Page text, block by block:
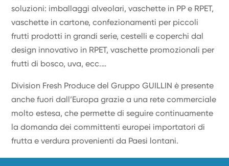
soluzioni: imballaggi alveolari, vaschette in PP e RPET,
vaschette in cartone, confezionamenti per piccoli
frutti prodotti in grandi serie, cestelli e coperchi dal
design innovativo in RPET, vaschette promozionali per
frutti di bosco, uva, ecc.…
Division Fresh Produce del Gruppo GUILLIN è presente
anche fuori dall’Europa grazie a una rete commerciale
molto estesa, che permette di seguire continuamente
la domanda dei committenti europei importatori di
frutta e verdura provenienti da Paesi lontani.